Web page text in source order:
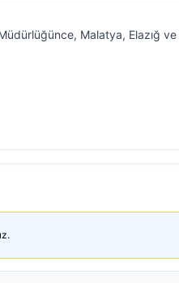
Malatya, Elazığ